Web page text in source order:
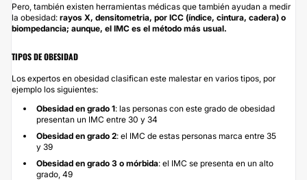
Pero, también existen herramientas médicas que también ayudan a medir
la obesidad: rayos X, densitometria, por ICC (índice, cintura, cadera) o
biompedancia; aunque, el IMC es el método más usual.
TIPOS DE OBESIDAD
Los expertos en obesidad clasifican este malestar en varios tipos, por
ejemplo los siguientes:
Obesidad en grado 1: las personas con este grado de obesidad
presentan un IMC entre 30 y 34
Obesidad en grado 2: el IMC de estas personas marca entre 35
y 39
Obesidad en grado 3 o mórbida: el IMC se presenta en un alto
grado, 49